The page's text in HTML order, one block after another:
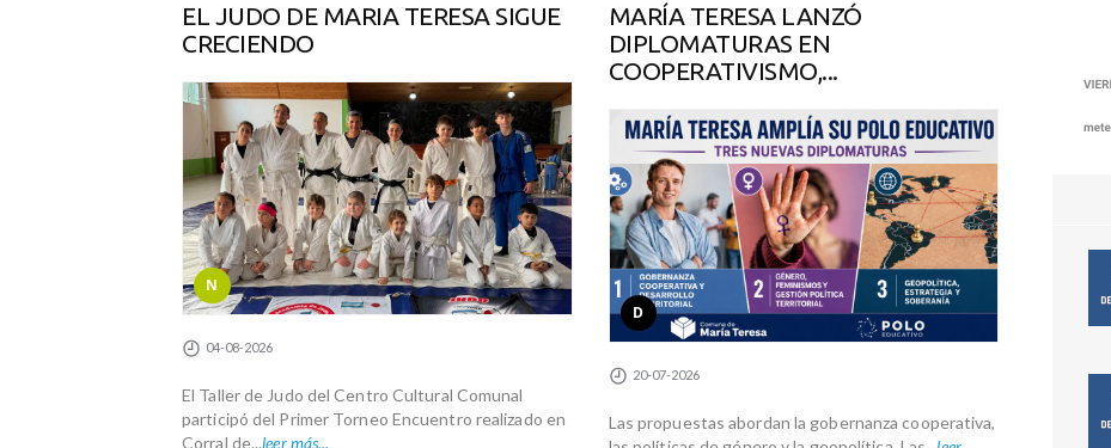
EL JUDO DE MARIA TERESA SIGUE
CRECIENDO
N
04-08-2026
El Taller de Judo del Centro Cultural Comunal
participó del Primer Torneo Encuentro realizado en
Corral de...leer más...
MARÍA TERESA LANZÓ
DIPLOMATURAS EN
COOPERATIVISMO,...
D
20-07-2026
Las propuestas abordan la gobernanza cooperativa,